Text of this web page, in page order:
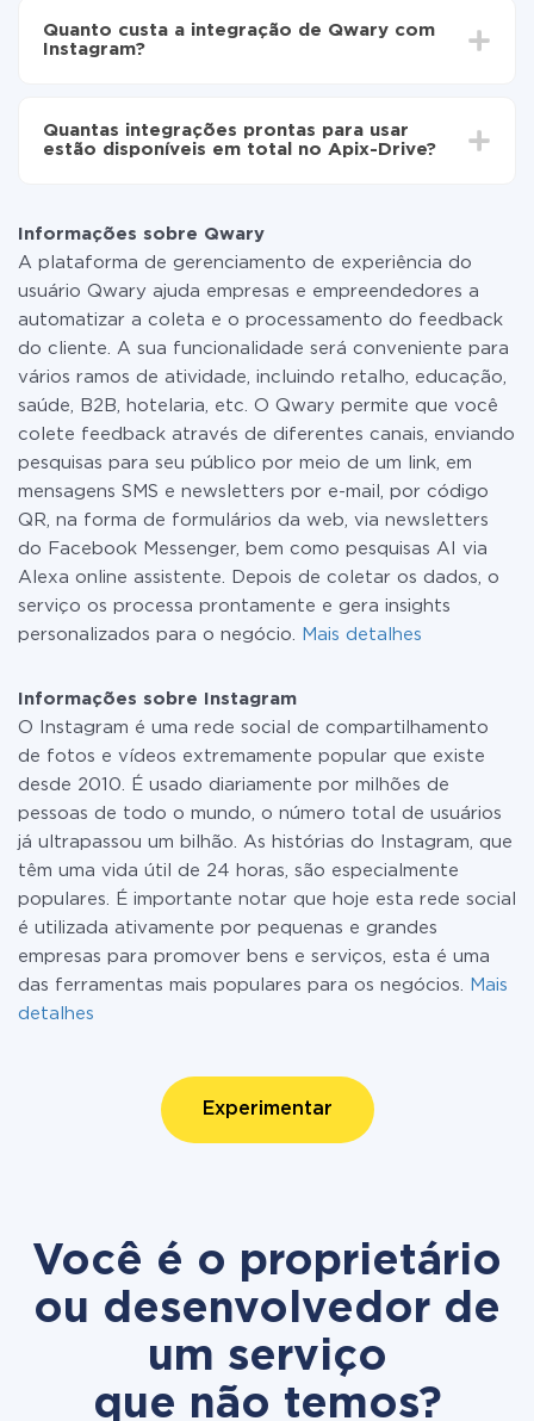
automaticamente de Qwary para Instagram
30 minutos. Em média, a configuração leva de 10 a 15
minutos.
Quanto custa a integração de Qwary com
Instagram?
as tarifas. Você paga apenas pela quantidade de
dados que é realmente transferida de um de seus
ou mudar para um de pago, se necessário. Mais
detalhes sobre tarifas.
Quantas integrações prontas para usar
estão disponíveis em total no Apix-Drive?
Informações sobre Qwary
A plataforma de gerenciamento de experiência do
usuário Qwary ajuda empresas e empreendedores a
automatizar a coleta e o processamento do feedback
do cliente. A sua funcionalidade será conveniente para
vários ramos de atividade, incluindo retalho, educação,
saúde, B2B, hotelaria, etc. O Qwary permite que você
colete feedback através de diferentes canais, enviando
pesquisas para seu público por meio de um link, em
mensagens SMS e newsletters por e-mail, por código
QR, na forma de formulários da web, via newsletters
do Facebook Messenger, bem como pesquisas AI via
Alexa online assistente. Depois de coletar os dados, o
serviço os processa prontamente e gera insights
personalizados para o negócio.
Mais detalhes
Informações sobre Instagram
O Instagram é uma rede social de compartilhamento
de fotos e vídeos extremamente popular que existe
desde 2010. É usado diariamente por milhões de
pessoas de todo o mundo, o número total de usuários
já ultrapassou um bilhão. As histórias do Instagram, que
têm uma vida útil de 24 horas, são especialmente
populares. É importante notar que hoje esta rede social
é utilizada ativamente por pequenas e grandes
empresas para promover bens e serviços, esta é uma
das ferramentas mais populares para os negócios.
Mais
detalhes
Experimentar
Você é o proprietário
ou desenvolvedor de
um serviço
que não temos?